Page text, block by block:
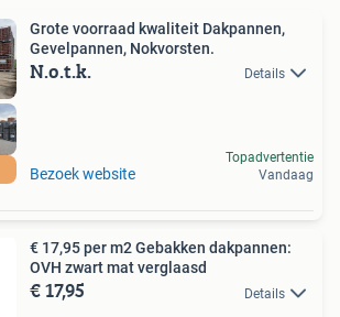
Grote voorraad kwaliteit Dakpannen,
Gevelpannen, Nokvorsten.
N.o.t.k. Details
Bezoek website
Topadvertentie
Vandaag
€ 17,95 per m2 Gebakken dakpannen:
OVH zwart mat verglaasd
€ 17,95 Details